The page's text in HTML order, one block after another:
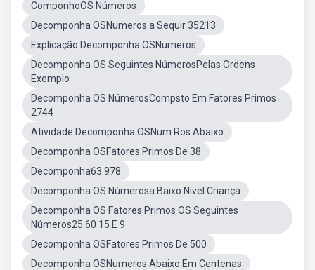
ComponhoOS Números
Decomponha OSNumeros a Sequir 35213
Explicação Decomponha OSNumeros
Decomponha OS Seguintes NúmerosPelas Ordens
Exemplo
Decomponha OS NúmerosCompsto Em Fatores Primos
2744
Atividade Decomponha OSNum Ros Abaixo
Decomponha OSFatores Primos De 38
Decomponha63 978
Decomponha OS Númerosa Baixo Nível Criança
Decomponha OS Fatores Primos OS Seguintes
Números25 60 15 E 9
Decomponha OSFatores Primos De 500
Decomponha OSNumeros Abaixo Em Centenas